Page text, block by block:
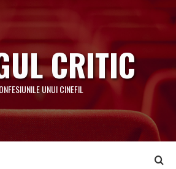
CRITIC
UNUI CINEFIL